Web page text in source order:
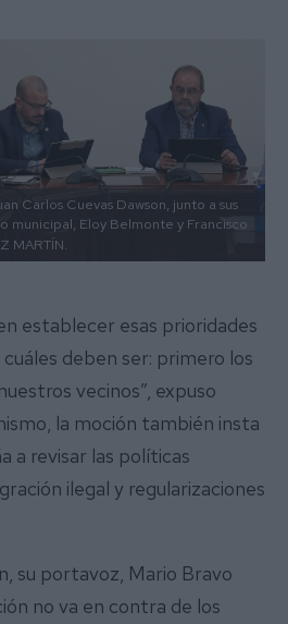
Carlos Cuevas Dawson, junto a sus
municipal, Eloy Belmonte y Francisco
MARTÍN.
establecer esas prioridades
deben ser: primero los
vecinos”, expuso
la moción también insta
a revisar las políticas
ilegal y regularizaciones
su portavoz, Mario Bravo
no va en contra de los